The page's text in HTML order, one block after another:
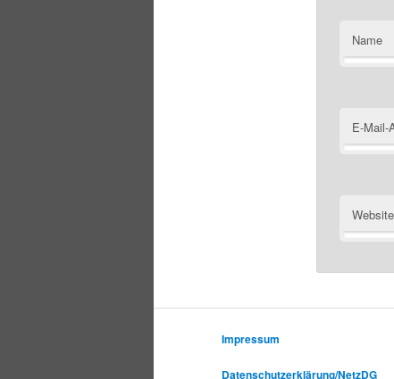
Name
E-Mail-
Website
Impressum
Datenschutzerklärung/NetzDG